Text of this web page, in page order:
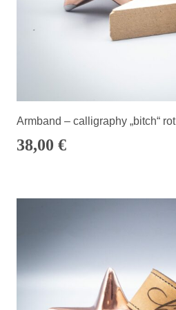
Armband – calligraphy „bitch“ rot
38,00 €